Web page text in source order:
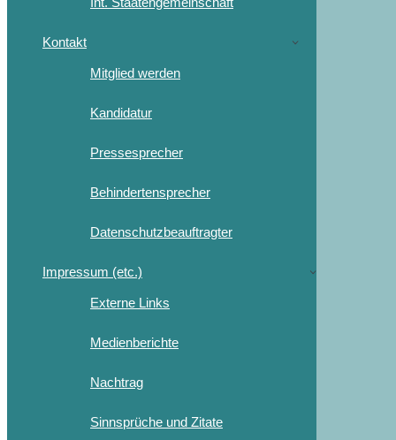
Kontakt
Mitglied werden
Kandidatur
Pressesprecher
Behindertensprecher
Datenschutzbeauftragter
Impressum (etc.)
Externe Links
Medienberichte
Nachtrag
Sinnsprüche und Zitate